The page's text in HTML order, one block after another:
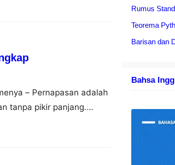
– Pernapasan adalah
tanpa pikir panjang.
pernapasan perut.
Rumus
Teorema
Barisan dan
Bahsa